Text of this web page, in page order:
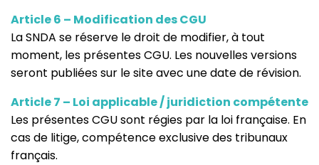
Article 6 – Modification des CGU
La SNDA se réserve le droit de modifier, à tout
moment, les présentes CGU. Les nouvelles versions
seront publiées sur le site avec une date de révision.
Article 7 – Loi applicable / juridiction compétente
Les présentes CGU sont régies par la loi française. En
cas de litige, compétence exclusive des tribunaux
français.